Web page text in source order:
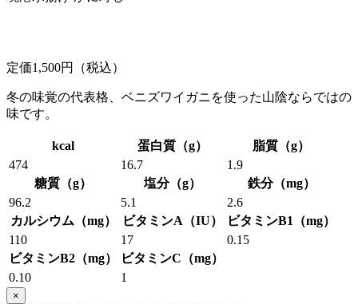
定価1,500円（税込）
冬の味覚の代表格、ベニズワイガニを使った山陰ならではの
味です。
kcal 蛋白質（g）
脂質（g）
474
16.7
1.9
糖質（g）
塩分（g）
鉄分（mg）
96.2
5.1
2.6
カルシウム（mg）
ビタミンA（IU）
ビタミンB1（mg）
110
17
0.15
ビタミンB2（mg）
ビタミンC（mg）
0.10
1
×